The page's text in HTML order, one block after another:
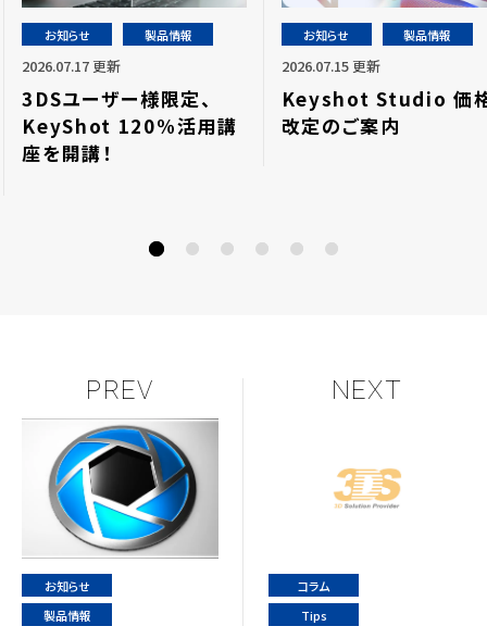
お知らせ 製品情報
2026.07.17 更新
3DSユーザー様限定、
KeyShot 120%活用講
座を開講！
お知らせ 製品情報
2026.07.15 更新
Keyshot Studio 価
改定のご案内
PREV
お知らせ
製品情報
NEXT
コラム
Tips